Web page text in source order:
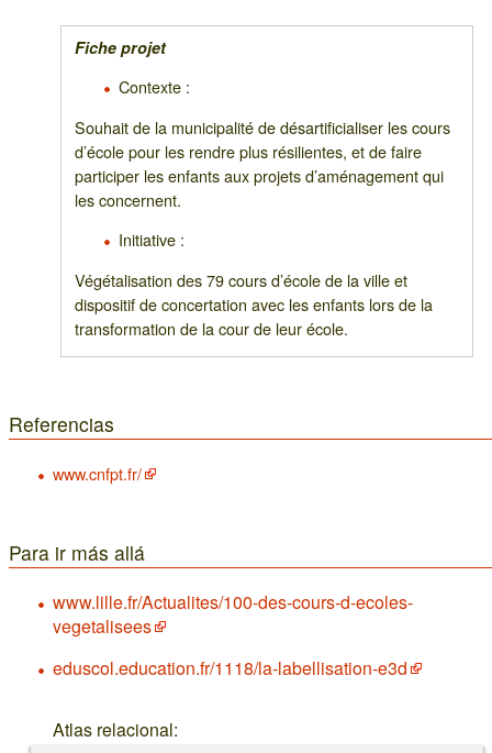
Fiche projet
Contexte :
Souhait de la municipalité de désartificialiser les cours
d’école pour les rendre plus résilientes, et de faire
participer les enfants aux projets d’aménagement qui
les concernent.
Initiative :
Végétalisation des 79 cours d’école de la ville et
dispositif de concertation avec les enfants lors de la
transformation de la cour de leur école.
Referencias
www.cnfpt.fr/
Para ir más allá
www.lille.fr/Actualites/100-des-cours-d-ecoles-
vegetalisees
eduscol.education.fr/1118/la-labellisation-e3d
Atlas relacional: